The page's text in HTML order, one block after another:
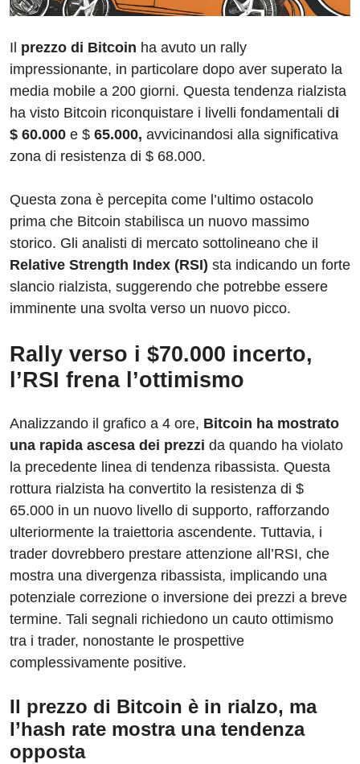
Il prezzo di Bitcoin ha avuto un rally
impressionante, in particolare dopo aver superato la
media mobile a 200 giorni. Questa tendenza rialzista
ha visto Bitcoin riconquistare i livelli fondamentali di
$ 60.000 e $ 65.000, avvicinandosi alla significativa
zona di resistenza di $ 68.000.
Questa zona è percepita come l’ultimo ostacolo
prima che Bitcoin stabilisca un nuovo massimo
storico. Gli analisti di mercato sottolineano che il
Relative Strength Index (RSI) sta indicando un forte
slancio rialzista, suggerendo che potrebbe essere
imminente una svolta verso un nuovo picco.
Rally verso i $70.000 incerto,
l’RSI frena l’ottimismo
Analizzando il grafico a 4 ore, Bitcoin ha mostrato
una rapida ascesa dei prezzi da quando ha violato
la precedente linea di tendenza ribassista. Questa
rottura rialzista ha convertito la resistenza di $
65.000 in un nuovo livello di supporto, rafforzando
ulteriormente la traiettoria ascendente. Tuttavia, i
trader dovrebbero prestare attenzione all’RSI, che
mostra una divergenza ribassista, implicando una
potenziale correzione o inversione dei prezzi a breve
termine. Tali segnali richiedono un cauto ottimismo
tra i trader, nonostante le prospettive
complessivamente positive.
Il prezzo di Bitcoin è in rialzo, ma
l’hash rate mostra una tendenza
opposta